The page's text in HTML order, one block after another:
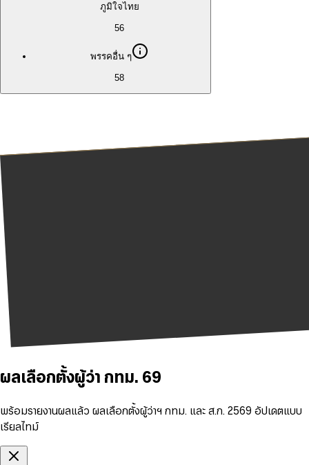
ภูมิใจไทย
56
พรรคอื่น ๆ
58
ผลเลือกตั้งผู้ว่า กทม. 69
พร้อมรายงานผลแล้ว ผลเลือกตั้งผู้ว่าฯ กทม. และ ส.ก. 2569 อัปเดตแบบ
เรียลไทม์